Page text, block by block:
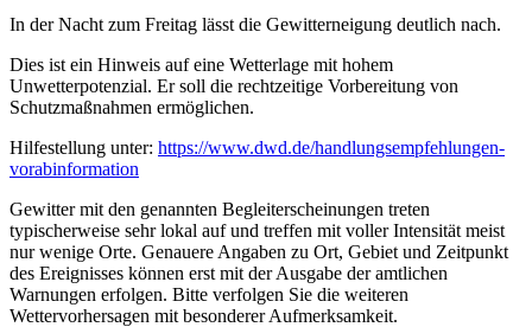
In der Nacht zum Freitag lässt die Gewitterneigung deutlich nach.
Dies ist ein Hinweis auf eine Wetterlage mit hohem
Unwetterpotenzial. Er soll die rechtzeitige Vorbereitung von
Schutzmaßnahmen ermöglichen.
Hilfestellung unter: https://www.dwd.de/handlungsempfehlungen-
vorabinformation
Gewitter mit den genannten Begleiterscheinungen treten
typischerweise sehr lokal auf und treffen mit voller Intensität meist
nur wenige Orte. Genauere Angaben zu Ort, Gebiet und Zeitpunkt
des Ereignisses können erst mit der Ausgabe der amtlichen
Warnungen erfolgen. Bitte verfolgen Sie die weiteren
Wettervorhersagen mit besonderer Aufmerksamkeit.